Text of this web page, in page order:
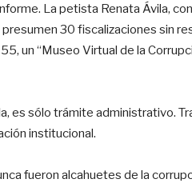
La petista Renata Ávila,
30 fiscalizaciones sin
un “Museo Virtual de la
es sólo trámite administrativo.
institucional.
fueron alcahuetes de la